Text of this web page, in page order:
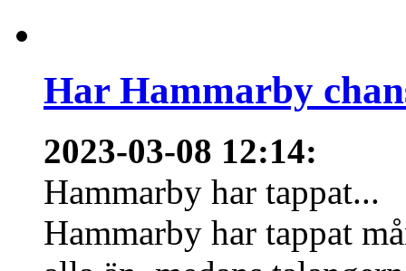
Har Hammarby
2023-03-08 12:14:
Hammarby har tappat...
Hammarby har tappat